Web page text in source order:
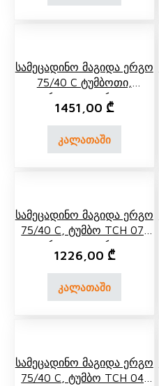
Სამეცადინო Მაგიდა Ერგო
75/40 C Ტუმბოთი,
Გვერდითა Თაროთი,
Უკანა Ერთ Და Ორ
Იარუსიანი Თაროთი
1451,00 ₾
კალათაში
Სამეცადინო Მაგიდა Ერგო
75/40 C, Ტუმბო TCH 07,
Გვერდითა Თაროთი,
Უკანა Ერთ Და Ორ
Იარუსიანი Თარო
1226,00 ₾
კალათაში
Სამეცადინო Მაგიდა Ერგო
75/40 C, Ტუმბო TCH 04,